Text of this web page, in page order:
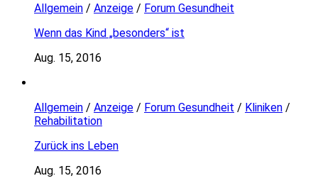
Allgemein / Anzeige / Forum Gesundheit
Wenn das Kind „besonders“ ist
Aug. 15, 2016
Allgemein / Anzeige / Forum Gesundheit / Kliniken /
Rehabilitation
Zurück ins Leben
Aug. 15, 2016